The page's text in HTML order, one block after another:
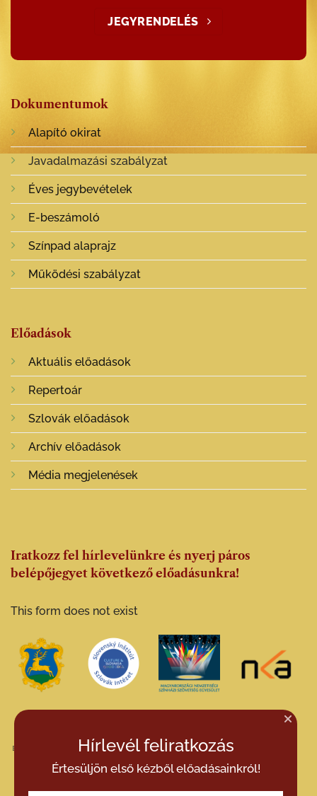
JEGYRENDELÉS
Dokumentumok
Alapító okirat
Javadalmazási szabályzat
Éves jegybevételek
E-beszámoló
Színpad alaprajz
Működési szabályzat
Előadások
Aktuális előadások
Repertoár
Szlovák előadások
Archív előadások
Média megjelenések
Iratkozz fel hírlevelünkre és nyerj páros
belépőjegyet következő előadásunkra!
This form does not exist
Hírlevél feliratkozás
Értesüljön első kézből előadásainkról!